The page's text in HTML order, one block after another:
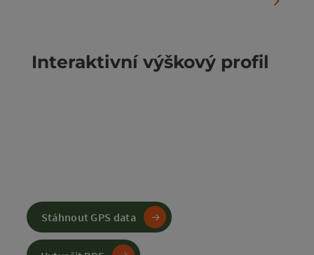
Interaktivní výškový profil
Stáhnout GPS data